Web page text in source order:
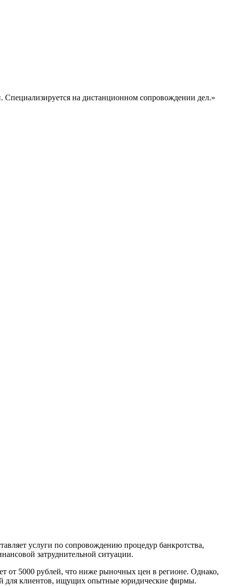
на дистанционном сопровождении дел.»
услуги по сопровождению процедур банкротства,
затруднительной ситуации.
от 5000 рублей, что ниже рыночных цен в регионе. Однако,
для клиентов, ищущих опытные юридические фирмы.